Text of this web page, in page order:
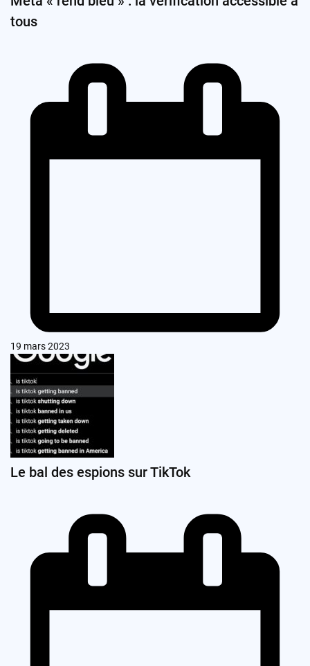
tous
19 mars 2023
Le bal des espions sur TikTok